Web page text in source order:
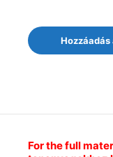
Bachata
Sensual
/
hibák
-
Hozzáadás
For the full